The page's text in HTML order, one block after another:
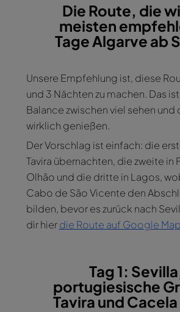
Die Route, die
meisten
Tage Algarve ab
Unsere Empfehlung ist, diese
und 3 Nächten zu machen. Das
Balance zwischen viel sehen und
wirklich genießen.
Der Vorschlag ist einfach: die
Tavira übernachten, die zweite in
Olhão und die dritte in Lagos,
Cabo de São Vicente den
bilden, bevor es zurück nach
dir hierdie Route auf Google
Tag 1:
portugiesische
Tavira und